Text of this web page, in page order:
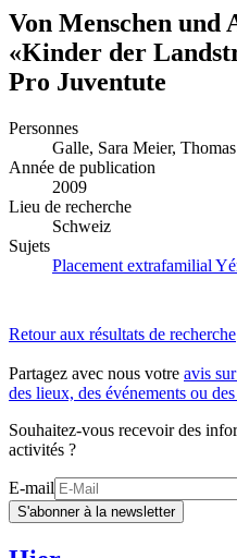
Von Menschen und
«Kinder der
Pro Juventute
Personnes
Galle, Sara Meier, Thomas
Année de publication
2009
Lieu de recherche
Schweiz
Sujets
Placement extrafamilial
Retour aux résultats de recherche
Partagez avec nous votre avis
des lieux, des événements ou
Souhaitez-vous recevoir des
activités ?
E-mail
S'abonner à la newsletter